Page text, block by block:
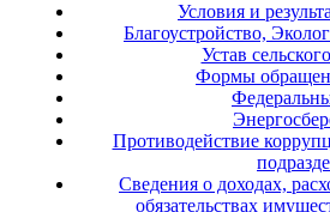
Условия и
Благоустройство,
Устав
Формы
Противодействие
Сведения о доходах,
обязательствах